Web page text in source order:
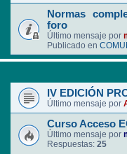
Normas
foro
Último mensaje por
Publicado en
IV EDICIÓN
Último mensaje por
Curso Acceso
Último mensaje por
Respuestas: 25